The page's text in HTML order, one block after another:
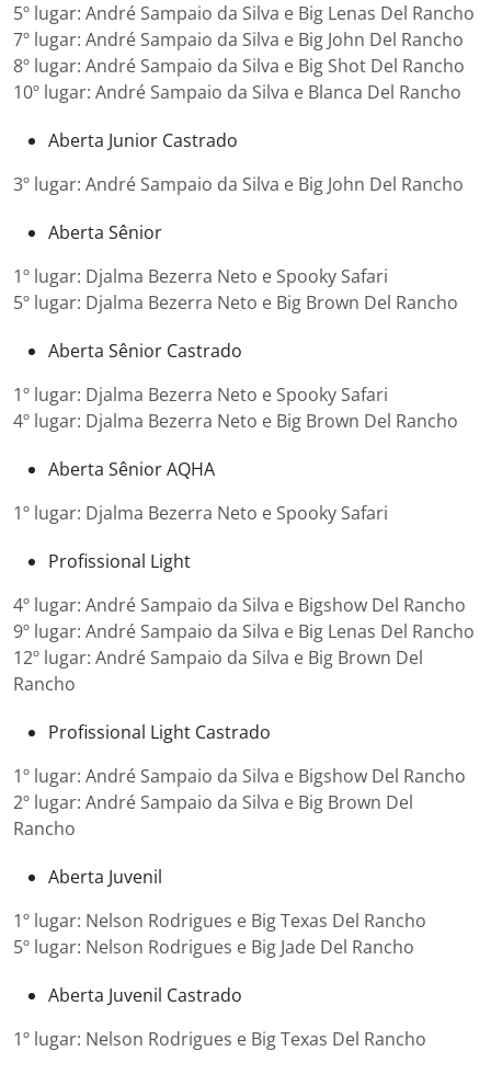
5º lugar: André Sampaio da Silva e Big Lenas Del Rancho
7º lugar: André Sampaio da Silva e Big John Del Rancho
8º lugar: André Sampaio da Silva e Big Shot Del Rancho
10º lugar: André Sampaio da Silva e Blanca Del Rancho
Aberta Junior Castrado
3º lugar: André Sampaio da Silva e Big John Del Rancho
Aberta Sênior
1º lugar: Djalma Bezerra Neto e Spooky Safari
5º lugar: Djalma Bezerra Neto e Big Brown Del Rancho
Aberta Sênior Castrado
1º lugar: Djalma Bezerra Neto e Spooky Safari
4º lugar: Djalma Bezerra Neto e Big Brown Del Rancho
Aberta Sênior AQHA
1º lugar: Djalma Bezerra Neto e Spooky Safari
Profissional Light
4º lugar: André Sampaio da Silva e Bigshow Del Rancho
9º lugar: André Sampaio da Silva e Big Lenas Del Rancho
12º lugar: André Sampaio da Silva e Big Brown Del
Rancho
Profissional Light Castrado
1º lugar: André Sampaio da Silva e Bigshow Del Rancho
2º lugar: André Sampaio da Silva e Big Brown Del
Rancho
Aberta Juvenil
1º lugar: Nelson Rodrigues e Big Texas Del Rancho
5º lugar: Nelson Rodrigues e Big Jade Del Rancho
Aberta Juvenil Castrado
1º lugar: Nelson Rodrigues e Big Texas Del Rancho